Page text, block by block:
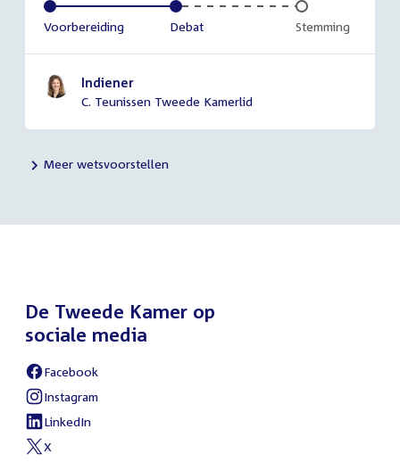
Voltooid:
Voorbereiding Voltooid:
Debat Onvoltooid:
Stemming
Indiener
C. Teunissen Tweede Kamerlid
Meer wetsvoorstellen
De Tweede Kamer op
sociale media
External
link:
Facebook
External
link:
Instagram
External
link:
LinkedIn
External
X